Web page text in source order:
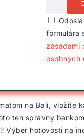
formulára
zásadami
osobných
na Bali, vložíte
ten správny
Výber hotovosti na